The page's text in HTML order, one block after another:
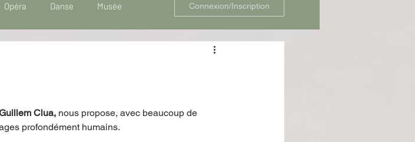
Opéra Danse Musée Connexion/Inscription
Clua, nous propose, avec beaucoup de
profondément humains.